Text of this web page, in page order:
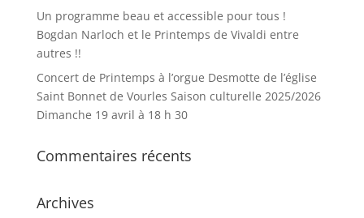
Un programme beau et accessible pour tous !
Bogdan Narloch et le Printemps de Vivaldi entre
autres !!
Concert de Printemps à l’orgue Desmotte de l’église
Saint Bonnet de Vourles Saison culturelle 2025/2026
Dimanche 19 avril à 18 h 30
Commentaires récents
Archives